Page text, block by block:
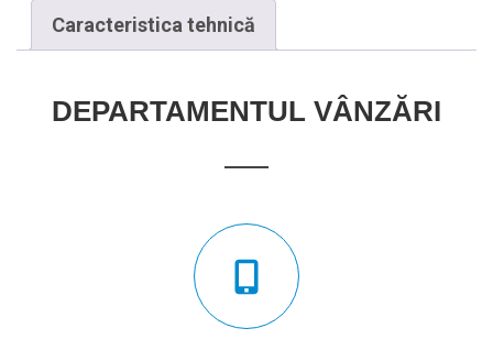
Caracteristica tehnică
DEPARTAMENTUL VÂNZĂRI